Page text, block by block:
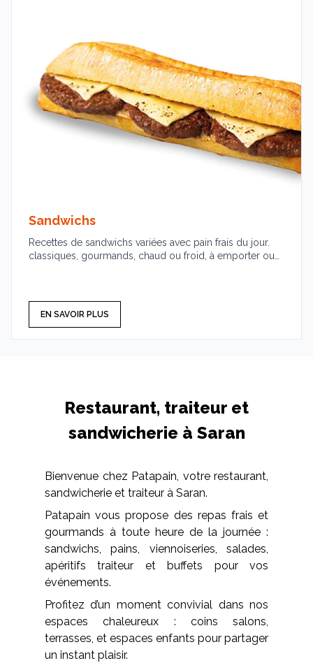
Sandwichs
Recettes de sandwichs variées avec pain frais du jour.
classiques, gourmands, chaud ou froid, à emporter ou
EN SAVOIR PLUS
Restaurant, traiteur et
sandwicherie à Saran
Bienvenue chez Patapain, votre restaurant,
sandwicherie et traiteur à Saran.
Patapain vous propose des repas frais et
gourmands à toute heure de la journée :
sandwichs, pains, viennoiseries, salades,
apéritifs traiteur et buffets pour vos
événements.
Profitez d’un moment convivial dans nos
espaces chaleureux : coins salons,
terrasses, et espaces enfants pour partager
un instant plaisir.